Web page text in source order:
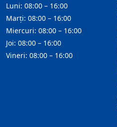
Luni: 08:00 – 16:00
Marți: 08:00 – 16:00
Miercuri: 08:00 – 16:00
Joi: 08:00 – 16:00
Vineri: 08:00 – 16:00